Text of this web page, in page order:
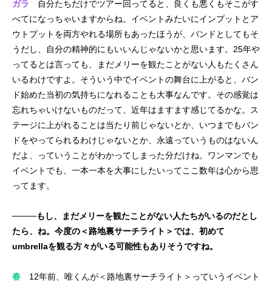
ガラ
自分たちだけでツアー回ってると、良くも悪くもそこがす
べてになっちゃいますからね。イベントみたいにインプットとア
ウトプットを両方やれる場所もあったほうが、バンドとしてもそ
うだし、自分の精神的にもいいんじゃないかと思います。25年や
ってるとは言っても、まだメリーを観たことがない人もたくさん
いるわけですよ。そういう中でイベントの舞台に上がると、バン
ド始めた当初の気持ちになれることも大事なんです。その感覚は
忘れちゃいけないものだって、近年はますます感じてるかな。ス
テージに上がれることは当たり前じゃないとか、いつまでもバン
ドをやってられるわけじゃないとか、永遠っていうものはないん
だよ、っていうことがわかってしまった分だけね。ワンマンでも
イベントでも、一本一本を大事にしたいってここ数年は心から思
ってます。
────もし、まだメリーを観たことがない人たちがいるのだとし
たら、ね。今度の＜路地裏サーチライト＞では、初めて
umbrellaを観る方々がいる可能性もありそうですね。
春 12年前、唯くんが＜路地裏サーチライト＞っていうイベント